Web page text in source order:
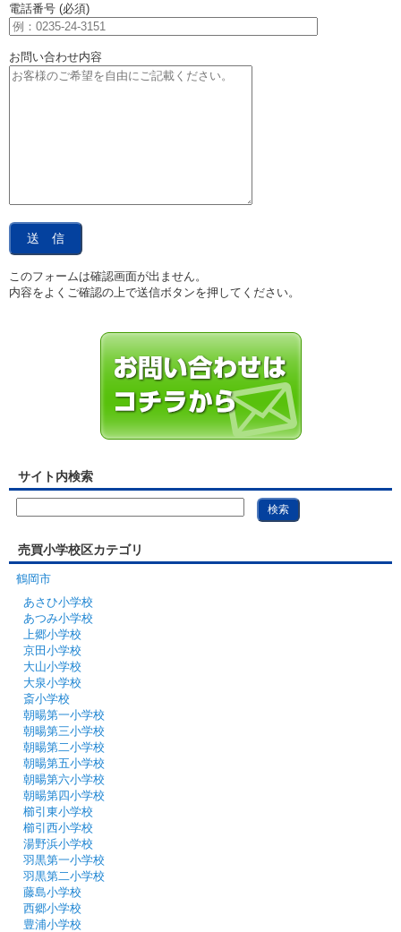
電話番号 (必須)
お問い合わせ内容
このフォームは確認画面が出ません。
内容をよくご確認の上で送信ボタンを押してください。
サイト内検索
売買小学校区カテゴリ
鶴岡市
あさひ小学校
あつみ小学校
上郷小学校
京田小学校
大山小学校
大泉小学校
斎小学校
朝暘第一小学校
朝暘第三小学校
朝暘第二小学校
朝暘第五小学校
朝暘第六小学校
朝暘第四小学校
櫛引東小学校
櫛引西小学校
湯野浜小学校
羽黒第一小学校
羽黒第二小学校
藤島小学校
西郷小学校
豊浦小学校